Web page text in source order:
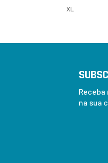
XL
na sua